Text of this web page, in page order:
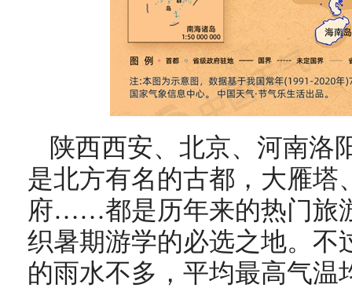
陕西西安、北京、河南洛
是北方有名的古都，大雁塔
府……都是历年来的热门旅
织暑期游学的必选之地。不
的雨水不多，平均最高气